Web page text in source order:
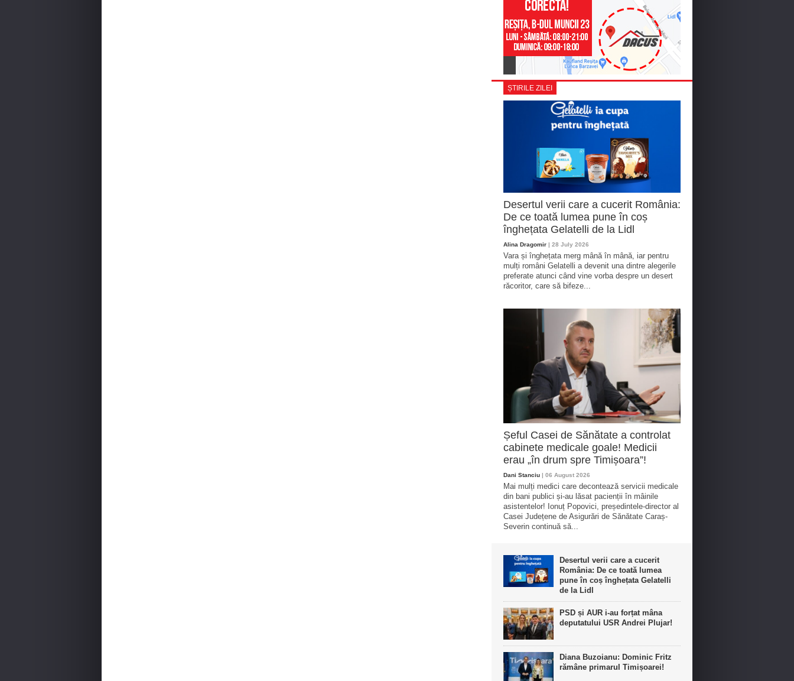
ȘTIRILE ZILEI
Desertul verii care a cucerit România:
De ce toată lumea pune în coș
înghețata Gelatelli de la Lidl
Alina Dragomir | 28 July 2026
Vara și înghețata merg mână în mână, iar pentru
mulți români Gelatelli a devenit una dintre alegerile
preferate atunci când vine vorba despre un desert
răcoritor, care să bifeze...
Șeful Casei de Sănătate a controlat
cabinete medicale goale! Medicii
erau „în drum spre Timișoara”!
Dani Stanciu | 06 August 2026
Mai mulți medici care decontează servicii medicale
din bani publici și-au lăsat pacienții în mâinile
asistentelor! Ionuț Popovici, președintele-director al
Casei Județene de Asigurări de Sănătate Caraș-
Severin continuă să...
Desertul verii care a cucerit
România: De ce toată lumea
pune în coș înghețata Gelatelli
de la Lidl
PSD și AUR i-au forțat mâna
deputatului USR Andrei Plujar!
Diana Buzoianu: Dominic Fritz
rămâne primarul Timișoarei!